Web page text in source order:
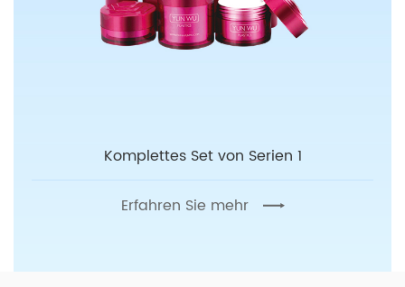
Komplettes Set von Serien 1
Erfahren Sie mehr